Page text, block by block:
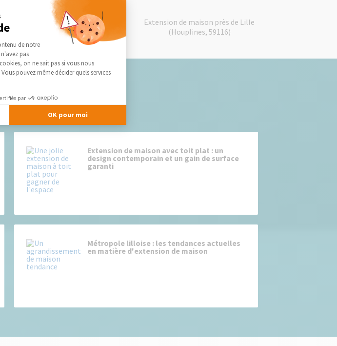
Extension de maison en bois à
Saint André Lez Lille (59350)
Extension de maison près de Lille
(Houplines, 59116)
et actus
Extension de maison avec toit plat : un
design contemporain et un gain de surface
garanti
Métropole lilloise : les tendances actuelles
en matière d'extension de maison
du Consentement : Personnalisez vos Options
de notre
pas
on ne sait pas si vous nous
pouvez même décider quels services
par
OK pour moi
consent